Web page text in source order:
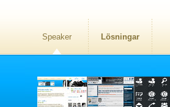
Speaker Lösningar